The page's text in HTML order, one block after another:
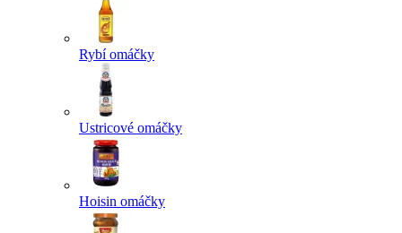
Rybí omáčky
Ustricové omáčky
Hoisin omáčky